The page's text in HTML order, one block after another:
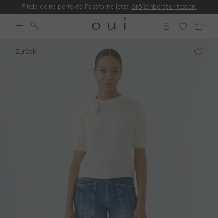
Finde deine perfekte Passform: jetzt Größenberater testen!
Zurück